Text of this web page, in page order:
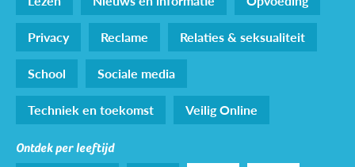
Privacy
Reclame
Relaties & seksualiteit
School
Sociale media
Techniek en toekomst
Veilig Online
Ontdek per leeftijd